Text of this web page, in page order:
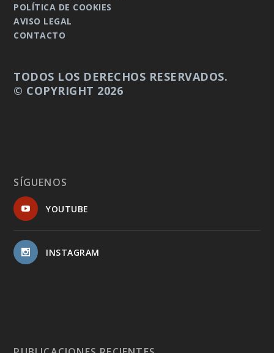
POLÍTICA DE COOKIES
AVISO LEGAL
CONTACTO
TODOS LOS DERECHOS RESERVADOS.
© COPYRIGHT 2026
SÍGUENOS
YOUTUBE
INSTAGRAM